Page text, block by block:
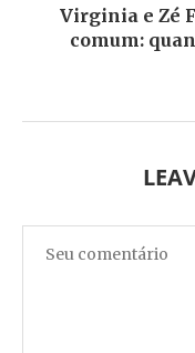
Virginia e Zé
comum: